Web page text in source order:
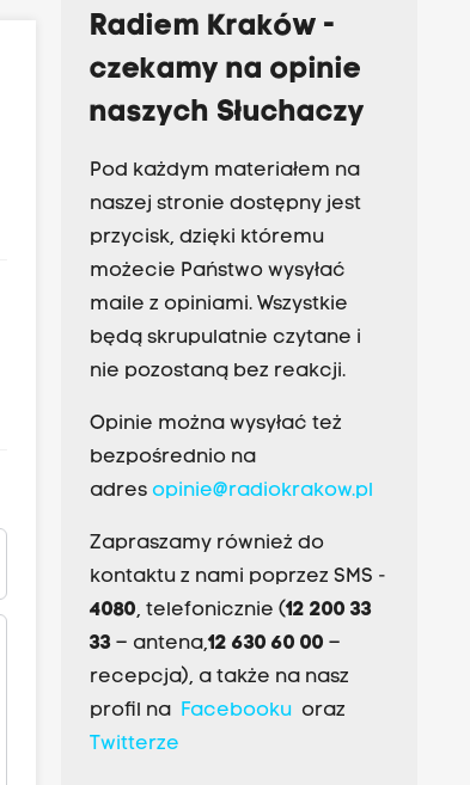
Radiem Kraków -
czekamy na opinie
naszych Słuchaczy
Pod każdym materiałem na
naszej stronie dostępny jest
przycisk, dzięki któremu
możecie Państwo wysyłać
maile z opiniami. Wszystkie
będą skrupulatnie czytane i
nie pozostaną bez reakcji.
Opinie można wysyłać też
bezpośrednio na
adres opinie@radiokrakow.pl
Zapraszamy również do
kontaktu z nami poprzez SMS -
4080, telefonicznie (12 200 33
33– antena,12 630 60 00 –
recepcja), a także na nasz
profil na Facebookuoraz
Twitterze